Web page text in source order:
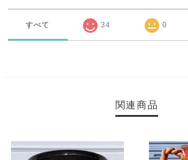
すべて 34 0
関連商品